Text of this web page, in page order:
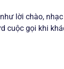
lời chào,
cuộc gọi khi